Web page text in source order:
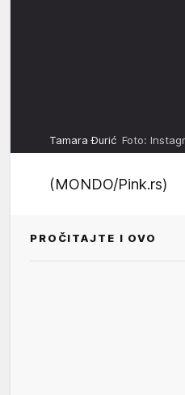
Tamara Đurić Foto:
(MONDO/Pink.rs)
PROČITAJTE I OVO